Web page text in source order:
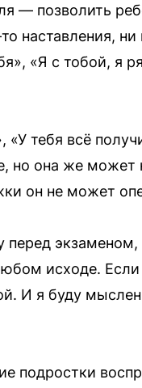
— позволить
наставления,
«Я с тобой, я
тебя всё
но она же может
он не может
исходе.
И я буду
подростки